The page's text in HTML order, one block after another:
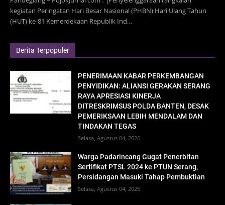
kegiatan Peringatan Hari Besar Nasional (PHBN) Hari Ulang Tahun
(HUT) ke-81 Kemerdekaan Republik Ind…
Berita Terpopuler
PENERIMAAN KABAR PERKEMBANGAN
PENYIDIKAN: ALIANSI GERAKAN SERANG
RAYA APRESIASI KINERJA
DITRESKRIMSUS POLDA BANTEN, DESAK
PEMERIKSAAN LEBIH MENDALAM DAN
TINDAKAN TEGAS
Selasa, Agustus 04, 2026
Warga Padarincang Gugat Penerbitan
Sertifikat PTSL 2024 ke PTUN Serang,
Persidangan Masuki Tahap Pembuktian
Selasa, Agustus 04, 2026